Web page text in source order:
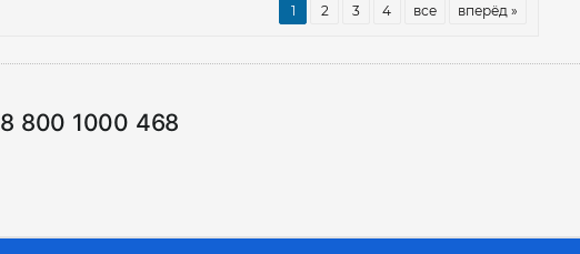
1 2 3 4 все вперёд »
8 800 1000 468